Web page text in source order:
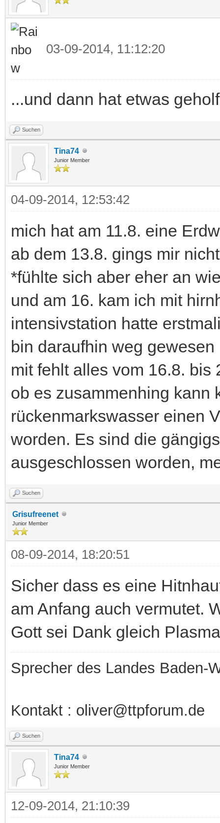
03-09-2014, 11:12:20
...und dann hat etwas
Suchen
Tina74
Junior Member
04-09-2014, 12:53:42
mich hat am 11.8. eine
ab dem 13.8. gings mir
*fühlte sich aber eher an
und am 16. kam ich mit
intensivstation hatte
bin daraufhin weg
mit fehlt alles vom 16.8. bis
ob es zusammenhing kann
rückenmarkswasser einen
worden. Es sind die
ausgeschlossen worden,
Suchen
Grisufreenet
Junior Member
08-09-2014, 18:20:51
Sicher dass es eine
am Anfang auch vermutet.
Gott sei Dank gleich
Sprecher des Landes Baden-
Kontakt : oliver@ttpforum.de
Suchen
Tina74
Junior Member
12-09-2014, 21:10:39